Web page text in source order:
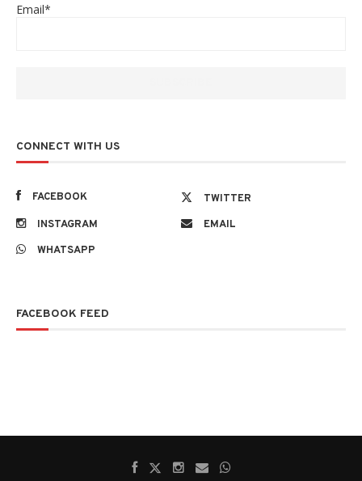
Email*
CONNECT WITH US
FACEBOOK
TWITTER
INSTAGRAM
EMAIL
WHATSAPP
FACEBOOK FEED